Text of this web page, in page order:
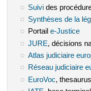
Suivi(le lien est
des
Synthèses de la
Portail e-Justice(le
JURE (le lien est
, décisions
Atlas judiciaire
Réseau judiciaire
EuroVoc (le lien est
,